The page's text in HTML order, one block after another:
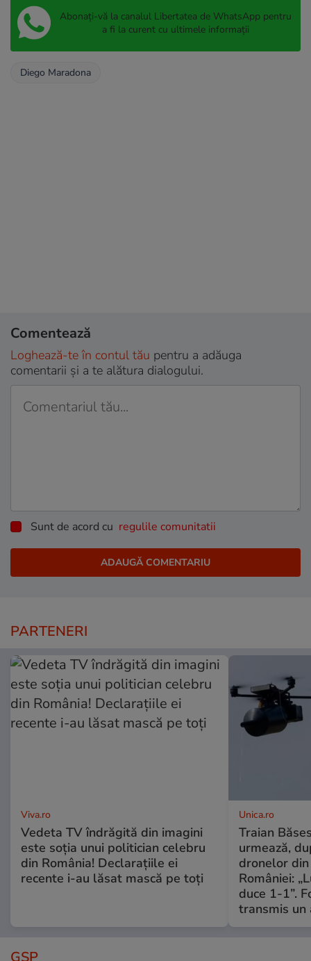
Abonați-vă la canalul Libertatea de WhatsApp pentru
a fi la curent cu ultimele informații
Diego Maradona
Comentează
Loghează-te în contul tău pentru a adăuga
comentarii și a te alătura dialogului.
Sunt de acord cu regulile comunitatii
PARTENERI
Viva.ro
Vedeta TV îndrăgită din imagini
este soția unui politician celebru
din România! Declarațiile ei
recente i-au lăsat mască pe toți
Unica.ro
Traian
urmează,
dronelor
României:
duce 1-1”.
transmis un
GSP